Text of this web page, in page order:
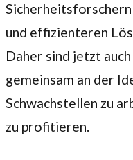
Sicherheitsforschern
und effizienteren
Daher sind jetzt
gemeinsam an der
Schwachstellen zu
zu profitieren.